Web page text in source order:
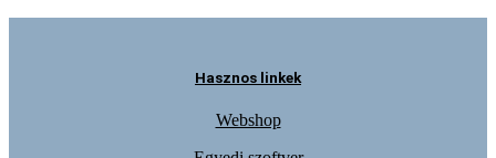
Hasznos linkek
Webshop